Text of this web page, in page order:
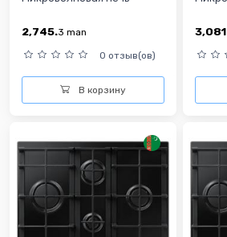
2,745.3 man
0 отзыв(ов)
В корзину
3,081